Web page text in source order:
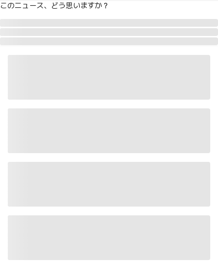
このニュース、どう思いますか？